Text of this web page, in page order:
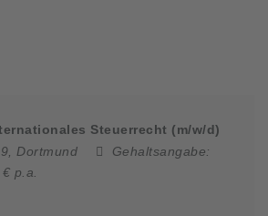
Steuerrecht (m/w/d)
Dortmund
Gehaltsangabe:
p.a.